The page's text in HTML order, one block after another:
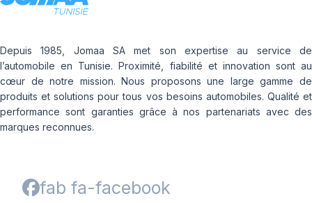
Depuis 1985, Jomaa SA met son expertise au service de
l’automobile en Tunisie. Proximité, fiabilité et innovation sont au
cœur de notre mission. Nous proposons une large gamme de
produits et solutions pour tous vos besoins automobiles. Qualité et
performance sont garanties grâce à nos partenariats avec des
marques reconnues.
fab fa-facebook